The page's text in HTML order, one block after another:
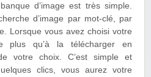
d’image est très simple.
d’image par mot-clé, par
Lorsque vous avez choisi votre
plus qu’à la télécharger en
votre choix. C’est simple et
clics, vous aurez votre